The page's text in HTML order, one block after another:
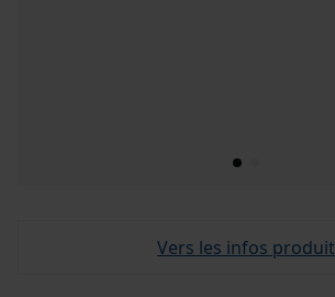
Vers les infos produit